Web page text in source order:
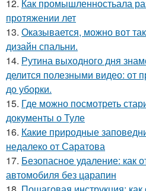
12. Как промышленностьала
протяжении лет
13. Оказывается, можно вот
дизайн спальни.
14. Рутина выходного дня
делится полезными видео: от
до уборки.
15. Где можно посмотреть
документы о Туле
16. Какие природные
недалеко от Саратова
17. Безопасное удаление: как
автомобиля без царапин